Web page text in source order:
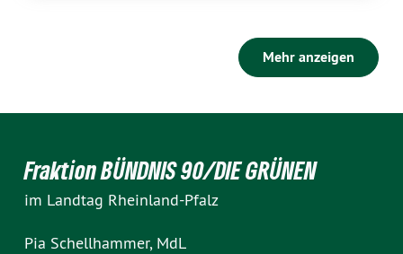
Mehr anzeigen
Fraktion BÜNDNIS 90/DIE GRÜNEN
im Landtag Rheinland-Pfalz
Pia Schellhammer, MdL